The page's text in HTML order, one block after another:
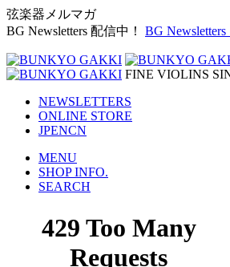
弦楽器メルマガ
BG Newsletters 配信中！
BG
FINE VIOLINS
NEWSLETTERS
ONLINE STORE
JPENCN
MENU
SHOP INFO.
SEARCH